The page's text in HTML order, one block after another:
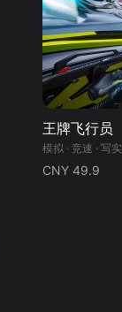
王牌飞行员
模拟 · 竞速 · 写实
CNY 49.9